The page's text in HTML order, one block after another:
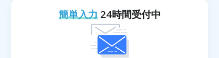
簡単入力24時間受付中